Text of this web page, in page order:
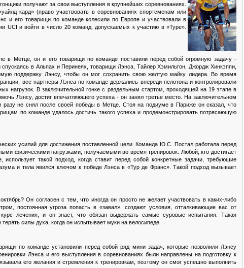
получают за свои выступления в крупнейших соревнованиях.
кард» (право участвовать в соревнованиях спортсменам или
и его товарищи по команде колесили по Европе и участвовали в
UCI и войти в число 20 команд, допускаемых к участию в «Туре».
в Метце, он и его товарищи по команде поставили перед собой огромную задачу -
в Альпах и Перинеях, товарищи Лэнса, Тайлер Хэмильтон, Джордж Хинкэппи,
поддержку Лэнсу, чтобы он мог сохранить свою желтую майку лидера. Во время
все партнеры Лэнса по команде держались впереди пелотона и контролировали
нагрузок. В заключительной гонке с раздельным стартом, проходящей на 19 этапе в
Лэнсу, достиг впечатляющего успеха - он занял третье место. На заключительном
не снял после своей победы в Метце. Стоя на подиуме в Париже он сказал, что
по команде удалось достичь такого успеха и продемонстрировать потрясающую
усилий для достижения поставленной цели. Команда Ю.С. Постал работала перед
физическими нагрузками, получаемыми во время тренировок. Любой, кто достигает
такой подход, когда ставит перед собой конкретные задачи, требующие
и тела явился ключом к победе Лэнса в «Тур де Франс». Такой подход вызывает
Он согласен с тем, что иногда он просто не желает участвовать в каких-либо
постоянная угроза попасть в «завал», создают условия, отталкивающие вас от
лечения, и он знает, что обязан выдержать самые суровые испытания. Такая
силы духа, когда он испытывает муки на велосипеде.
по команде установили перед собой ряд мини задач, которые позволили Лэнсу
Лэнса и его выступления в соревнованиях были направлены на подготовку к
его желания и стремления к тренировкам, поэтому он смог успешно выполнить